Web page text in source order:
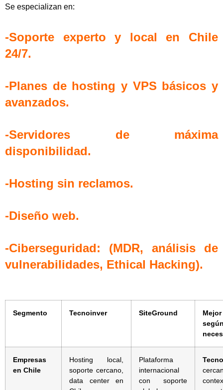
Se especializan en:
-Soporte experto y local en Chile
24/7.
-Planes de hosting y VPS básicos y
avanzados.
-Servidores de máxima
disponibilidad.
-Hosting sin reclamos.
-Diseño web.
-Ciberseguridad: (MDR, análisis de
vulnerabilidades, Ethical Hacking).
Segmento Tecnoinver SiteGround
Empresas
en Chile
Hosting local,
soporte cercano,
data center en
Plataforma
internacional
con soporte